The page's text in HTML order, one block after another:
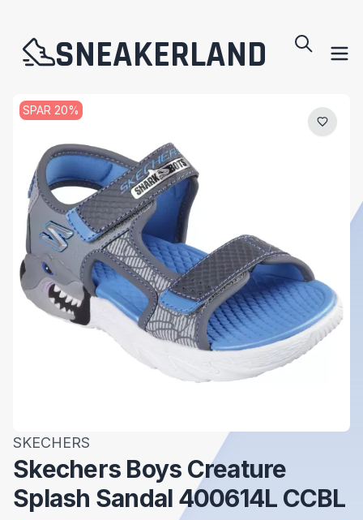
SNEAKERLAND
SKECHERS
Skechers Boys Creature
Splash Sandal 400614L CCBL
SPAR 20%